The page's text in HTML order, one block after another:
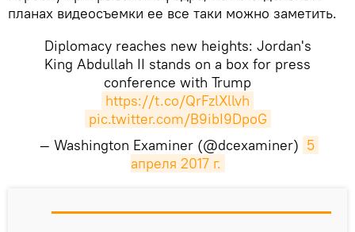
планах видеосъемки ее все таки можно заметить.
Diplomacy reaches new heights: Jordan's
King Abdullah II stands on a box for press
conference with Trump
https://t.co/QrFzlXllvh
pic.twitter.com/B9ibI9DpoG
— Washington Examiner (@dcexaminer) 5
апреля 2017 г.